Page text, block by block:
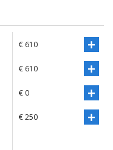
€ 610
€ 610
€ 0
€ 250